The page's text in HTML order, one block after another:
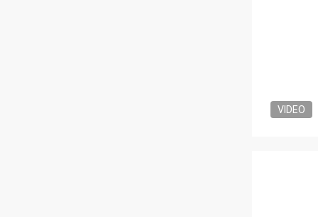
VIDEO